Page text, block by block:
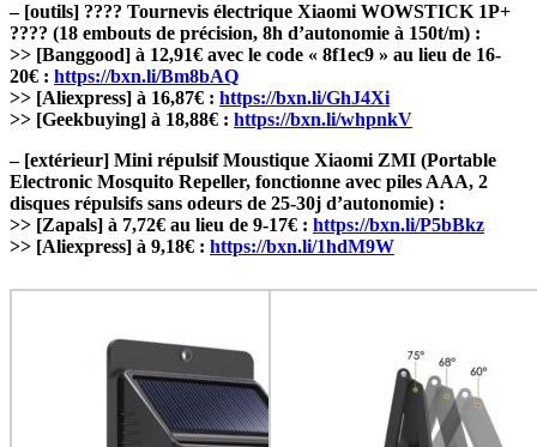
– [outils] ???? Tournevis électrique Xiaomi WOWSTICK 1P+
???? (18 embouts de précision, 8h d’autonomie à 150t/m) :
>> [Banggood] à 12,91€ avec le code « 8f1ec9 » au lieu de 16-
20€ : https://bxn.li/Bm8bAQ
>> [Aliexpress] à 16,87€ : https://bxn.li/GhJ4Xi
>> [Geekbuying] à 18,88€ : https://bxn.li/whpnkV
– [extérieur] Mini répulsif Moustique Xiaomi ZMI (Portable
Electronic Mosquito Repeller, fonctionne avec piles AAA, 2
disques répulsifs sans odeurs de 25-30j d’autonomie) :
>> [Zapals] à 7,72€ au lieu de 9-17€ : https://bxn.li/P5bBkz
>> [Aliexpress] à 9,18€ : https://bxn.li/1hdM9W